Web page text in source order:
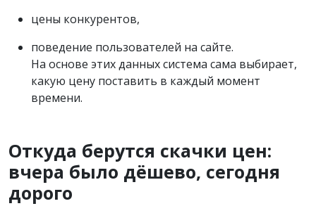
цены конкурентов,
поведение пользователей на сайте.
На основе этих данных система сама выбирает,
какую цену поставить в каждый момент
времени.
Откуда берутся скачки цен:
вчера было дёшево, сегодня
дорого